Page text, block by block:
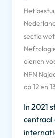
Het
sectie
dienen
NFN
op 12 en
In 2021
centraal